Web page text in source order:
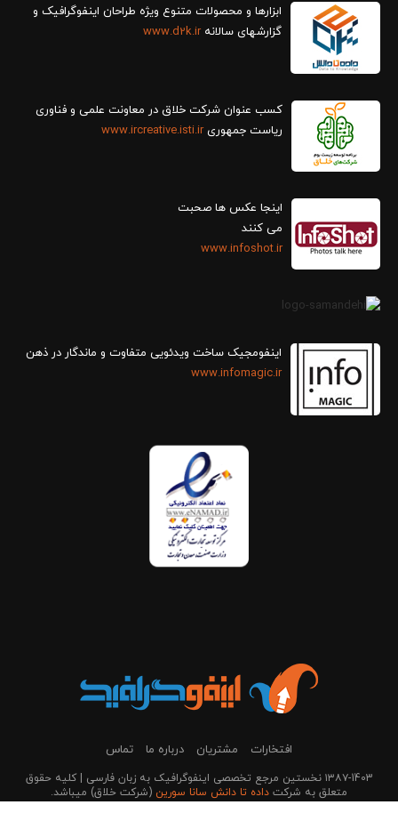
ابزارها و محصولات متنوع ویژه طراحان اینفوگرافیک و
گزارش‎های سالانه
www.d2k.ir
کسب عنوان شرکت خلاق در معاونت علمی و فناوری
ریاست جمهوریwww.ircreative.isti.ir
اینجا عکس ها صحبت
می کنند
www.infoshot.ir
اینفومجیک ساخت ویدئویی متفاوت و ماندگار در ذهن
www.infomagic.ir
افتخارات مشتریان درباره ما تماس
۱۳۸۷-1403 نخستین مرجع تخصصی اینفوگرافیک به زبان فارسی | کلیه حقوق
متعلق به شرکت داده تا دانش سانا سورین (شرکت خلاق) می‎باشد.